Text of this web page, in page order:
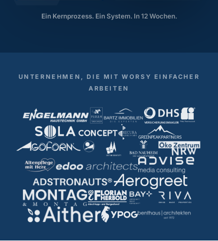
Ein Kernprozess. Ein System. In 12 Wochen.
UNTERNEHMEN, DIE MIT WORSY EINFACHER
ARBEITEN